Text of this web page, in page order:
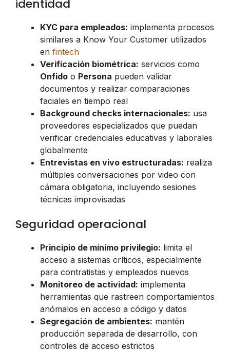
identidad
KYC para empleados: implementa procesos
similares a Know Your Customer utilizados
en fintech
Verificación biométrica: servicios como
Onfido o Persona pueden validar
documentos y realizar comparaciones
faciales en tiempo real
Background checks internacionales: usa
proveedores especializados que puedan
verificar credenciales educativas y laborales
globalmente
Entrevistas en vivo estructuradas: realiza
múltiples conversaciones por video con
cámara obligatoria, incluyendo sesiones
técnicas improvisadas
Seguridad operacional
Principio de mínimo privilegio: limita el
acceso a sistemas críticos, especialmente
para contratistas y empleados nuevos
Monitoreo de actividad: implementa
herramientas que rastreen comportamientos
anómalos en acceso a código y datos
Segregación de ambientes: mantén
producción separada de desarrollo, con
controles de acceso estrictos